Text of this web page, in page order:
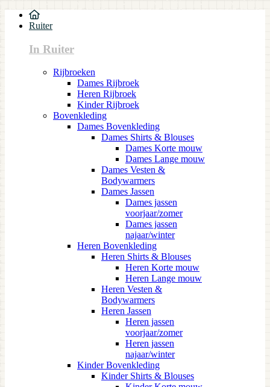
Ruiter
In Ruiter
Rijbroeken
Dames Rijbroek
Heren Rijbroek
Kinder Rijbroek
Bovenkleding
Dames Bovenkleding
Dames Shirts & Blouses
Dames Korte mouw
Dames Lange mouw
Dames Vesten &
Bodywarmers
Dames Jassen
Dames jassen
voorjaar/zomer
Dames jassen
najaar/winter
Heren Bovenkleding
Heren Shirts & Blouses
Heren Korte mouw
Heren Lange mouw
Heren Vesten &
Bodywarmers
Heren Jassen
Heren jassen
voorjaar/zomer
Heren jassen
najaar/winter
Kinder Bovenkleding
Kinder Shirts & Blouses